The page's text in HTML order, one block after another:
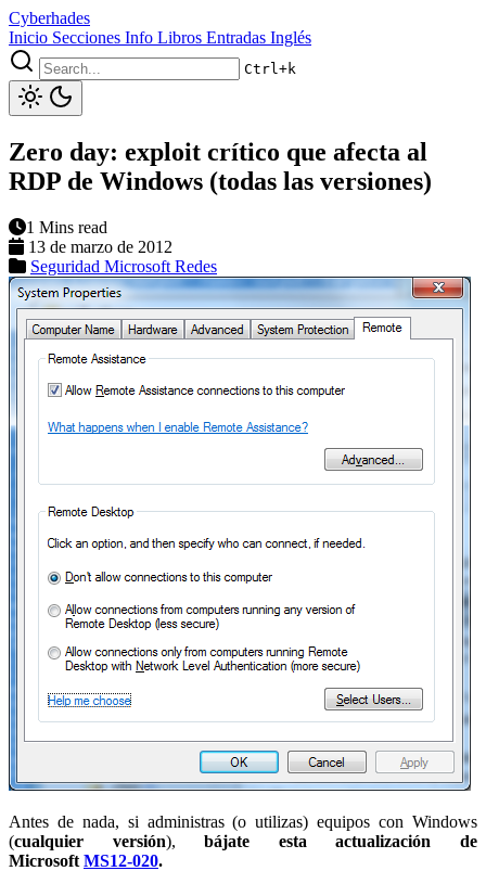
Cyberhades
Inicio Secciones Info Libros Entradas Inglés
Ctrl+k
Zero day: exploit crítico que afecta al
RDP de Windows (todas las versiones)
1 Mins read
13 de marzo de 2012
Seguridad Microsoft Redes
Antes de nada, si administras (o utilizas) equipos con Windows
(cualquier versión), bájate esta actualización de
Microsoft MS12-020.